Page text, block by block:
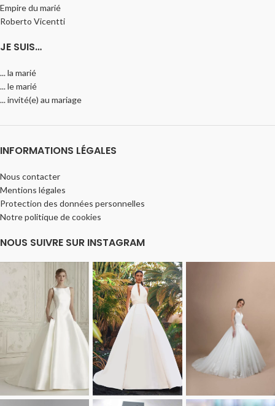
Empire du marié
Roberto Vicentti
JE SUIS…
... la marié
... le marié
... invité(e) au mariage
INFORMATIONS LÉGALES
Nous contacter
Mentions légales
Protection des données personnelles
Notre politique de cookies
NOUS SUIVRE SUR INSTAGRAM